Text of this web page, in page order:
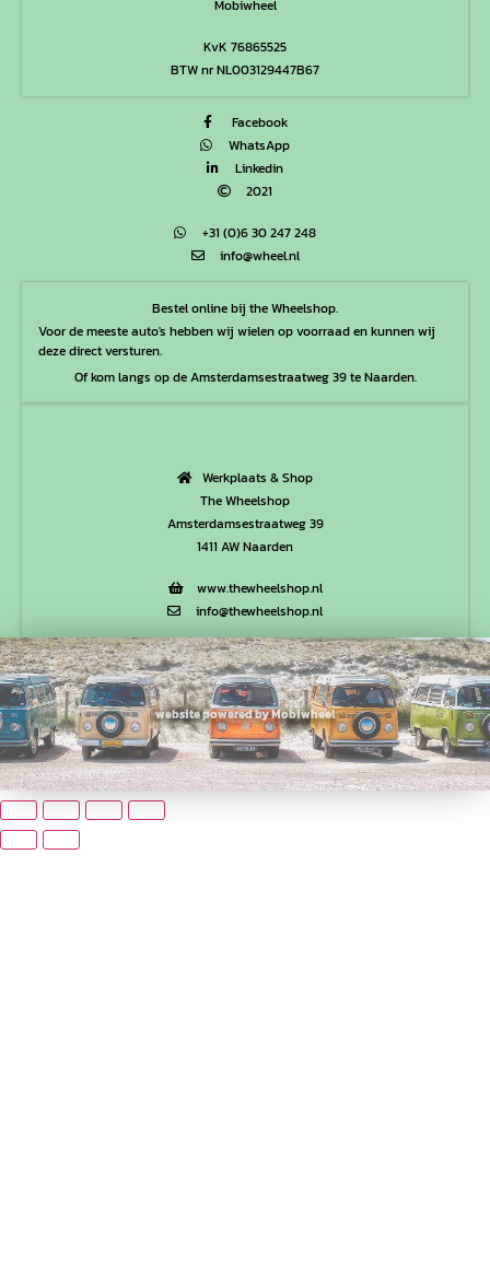
Mobiwheel
KvK 76865525
BTW nr NL003129447B67
Facebook
WhatsApp
Linkedin
2021
+31 (0)6 30 247 248
info@wheel.nl
Bestel online bij the Wheelshop.
Voor de meeste auto's hebben wij wielen op voorraad en kunnen wij
deze direct versturen.
Of kom langs op de Amsterdamsestraatweg 39 te Naarden.
Werkplaats & Shop
The Wheelshop
Amsterdamsestraatweg 39
1411 AW Naarden
www.thewheelshop.nl
info@thewheelshop.nl
website powered by Mobiwheel